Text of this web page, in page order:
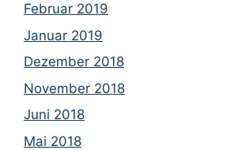
Februar 2019
Januar 2019
Dezember 2018
November 2018
Juni 2018
Mai 2018